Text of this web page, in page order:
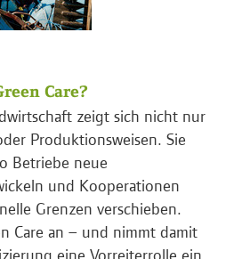
Care?
zeigt sich nicht nur
Produktionsweisen. Sie
Betriebe neue
und Kooperationen
Grenzen verschieben.
Care an – und nimmt damit
eine Vorreiterrolle ein.